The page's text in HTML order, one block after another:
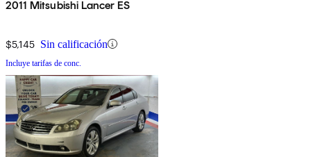
2011 Mitsubishi Lancer ES
$5,145 Sin calificación
Incluye tarifas de conc.